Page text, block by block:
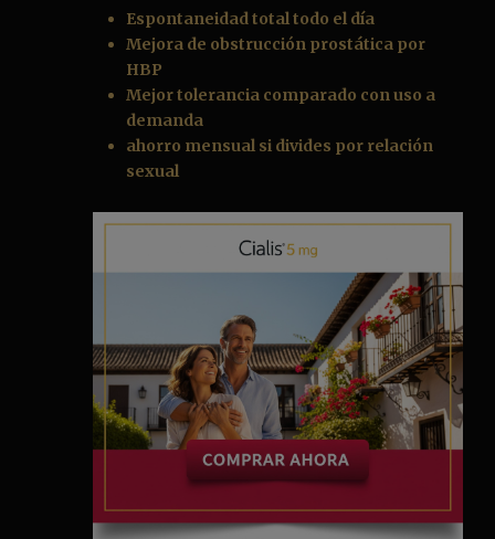
Espontaneidad total todo el día
Mejora de obstrucción prostática por
HBP
Mejor tolerancia comparado con uso a
demanda
ahorro mensual si divides por relación
sexual